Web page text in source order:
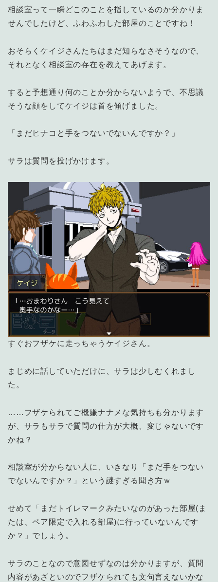
相談室って一瞬どこのことを指しているのか分かりま
せんでしたけど、ふわふわした部屋のことですね！
おそらくケイジさんたちはまだ知らなさそうなので、
それとなく相談室の存在を教えてあげます。
すると予想通り何のことか分からないようで、不思議
そうな顔をしてケイジは首を傾げました。
「まだヒナコと手をつないでないんですか？」
サラは質問を投げかけます。
すぐおフザケに走っちゃうケイジさん。
まじめに話していただけに、サラは少しむくれまし
た。
……フザケられてご機嫌ナナメな気持ちも分かります
が、サラもサラで質問の仕方が大概、変じゃないです
かね？
相談室が分からない人に、いきなり「まだ手をつない
でないんですか？」という謎すぎる聞き方ｗ
せめて「まだトイレマークみたいなのがあった部屋(ま
たは、ペア限定で入れる部屋)に行っていないんです
か？」でしょう。
サラのことなので意図せずなのは分かりますが、質問
内容があざといのでフザケられても文句言えないかな